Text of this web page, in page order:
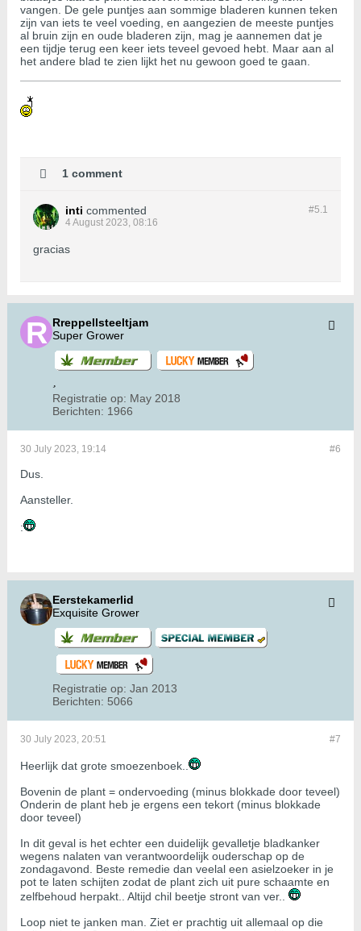
vangen. De gele puntjes aan sommige bladeren kunnen teken
zijn van iets te veel voeding, en aangezien de meeste puntjes
al bruin zijn en oude bladeren zijn, mag je aannemen dat je
een tijdje terug een keer iets teveel gevoed hebt. Maar aan al
het andere blad te zien lijkt het nu gewoon goed te gaan.
1 comment
#5.1
inti commented
4 August 2023, 08:16
gracias
Rreppellsteeltjam
Super Grower
Registratie op: May 2018
Berichten: 1966
#6
30 July 2023, 19:14
Dus.
Aansteller.
:
Eerstekamerlid
Exquisite Grower
Registratie op: Jan 2013
Berichten: 5066
#7
30 July 2023, 20:51
Heerlijk dat grote smoezenboek..
Bovenin de plant = ondervoeding (minus blokkade door teveel)
Onderin de plant heb je ergens een tekort (minus blokkade
door teveel)
In dit geval is het echter een duidelijk gevalletje bladkanker
wegens nalaten van verantwoordelijk ouderschap op de
zondagavond. Beste remedie dan veelal een asielzoeker in je
pot te laten schijten zodat de plant zich uit pure schaamte en
zelfbehoud herpakt.. Altijd chil beetje stront van ver..
Loop niet te janken man. Ziet er prachtig uit allemaal op die